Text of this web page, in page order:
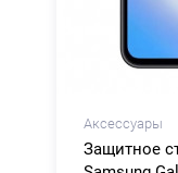
Аксессуары
Защитное